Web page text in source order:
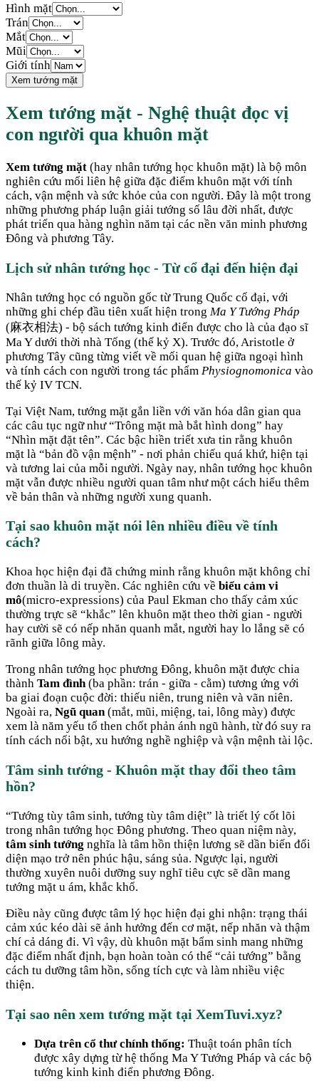
Hình mặt
Trán
Mắt
Mũi
Giới tính
Xem tướng mặt
Xem tướng mặt - Nghệ thuật đọc vị
con người qua khuôn mặt
Xem tướng mặt (hay nhân tướng học khuôn mặt) là bộ môn
nghiên cứu mối liên hệ giữa đặc điểm khuôn mặt với tính
cách, vận mệnh và sức khỏe của con người. Đây là một trong
những phương pháp luận giải tướng số lâu đời nhất, được
phát triển qua hàng nghìn năm tại các nền văn minh phương
Đông và phương Tây.
Lịch sử nhân tướng học - Từ cổ đại đến hiện đại
Nhân tướng học có nguồn gốc từ Trung Quốc cổ đại, với
những ghi chép đầu tiên xuất hiện trong Ma Y Tướng Pháp
(麻衣相法) - bộ sách tướng kinh điển được cho là của đạo sĩ
Ma Y dưới thời nhà Tống (thế kỷ X). Trước đó, Aristotle ở
phương Tây cũng từng viết về mối quan hệ giữa ngoại hình
và tính cách con người trong tác phẩm Physiognomonica vào
thế kỷ IV TCN.
Tại Việt Nam, tướng mặt gắn liền với văn hóa dân gian qua
các câu tục ngữ như “Trông mặt mà bắt hình dong” hay
“Nhìn mặt đặt tên”. Các bậc hiền triết xưa tin rằng khuôn
mặt là “bản đồ vận mệnh” - nơi phản chiếu quá khứ, hiện tại
và tương lai của mỗi người. Ngày nay, nhân tướng học khuôn
mặt vẫn được nhiều người quan tâm như một cách hiểu thêm
về bản thân và những người xung quanh.
Tại sao khuôn mặt nói lên nhiều điều về tính
cách?
Khoa học hiện đại đã chứng minh rằng khuôn mặt không chỉ
đơn thuần là di truyền. Các nghiên cứu về biểu cảm vi
mô(micro-expressions) của Paul Ekman cho thấy cảm xúc
thường trực sẽ “khắc” lên khuôn mặt theo thời gian - người
hay cười sẽ có nếp nhăn quanh mắt, người hay lo lắng sẽ có
rãnh giữa lông mày.
Trong nhân tướng học phương Đông, khuôn mặt được chia
thành Tam đình(ba phần: trán - giữa - cằm) tương ứng với
ba giai đoạn cuộc đời: thiếu niên, trung niên và vãn niên.
Ngoài ra, Ngũ quan(mắt, mũi, miệng, tai, lông mày) được
xem là năm yếu tố then chốt phản ánh ngũ hành, từ đó suy ra
tính cách nổi bật, xu hướng nghề nghiệp và vận mệnh tài lộc.
Tâm sinh tướng - Khuôn mặt thay đổi theo tâm
hồn?
“Tướng tùy tâm sinh, tướng tùy tâm diệt” là triết lý cốt lõi
trong nhân tướng học Đông phương. Theo quan niệm này,
tâm sinh tướng nghĩa là tâm hồn thiện lương sẽ dần biến đổi
diện mạo trở nên phúc hậu, sáng sủa. Ngược lại, người
thường xuyên nuôi dưỡng suy nghĩ tiêu cực sẽ dần mang
tướng mặt u ám, khắc khổ.
Điều này cũng được tâm lý học hiện đại ghi nhận: trạng thái
cảm xúc kéo dài sẽ ảnh hưởng đến cơ mặt, nếp nhăn và thậm
chí cả dáng đi. Vì vậy, dù khuôn mặt bẩm sinh mang những
đặc điểm nhất định, bạn hoàn toàn có thể “cải tướng” bằng
cách tu dưỡng tâm hồn, sống tích cực và làm nhiều việc
thiện.
Tại sao nên xem tướng mặt tại XemTuvi.xyz?
Dựa trên cổ thư chính thống: Thuật toán phân tích
được xây dựng từ hệ thống Ma Y Tướng Pháp và các bộ
tướng kinh kinh điển phương Đông.